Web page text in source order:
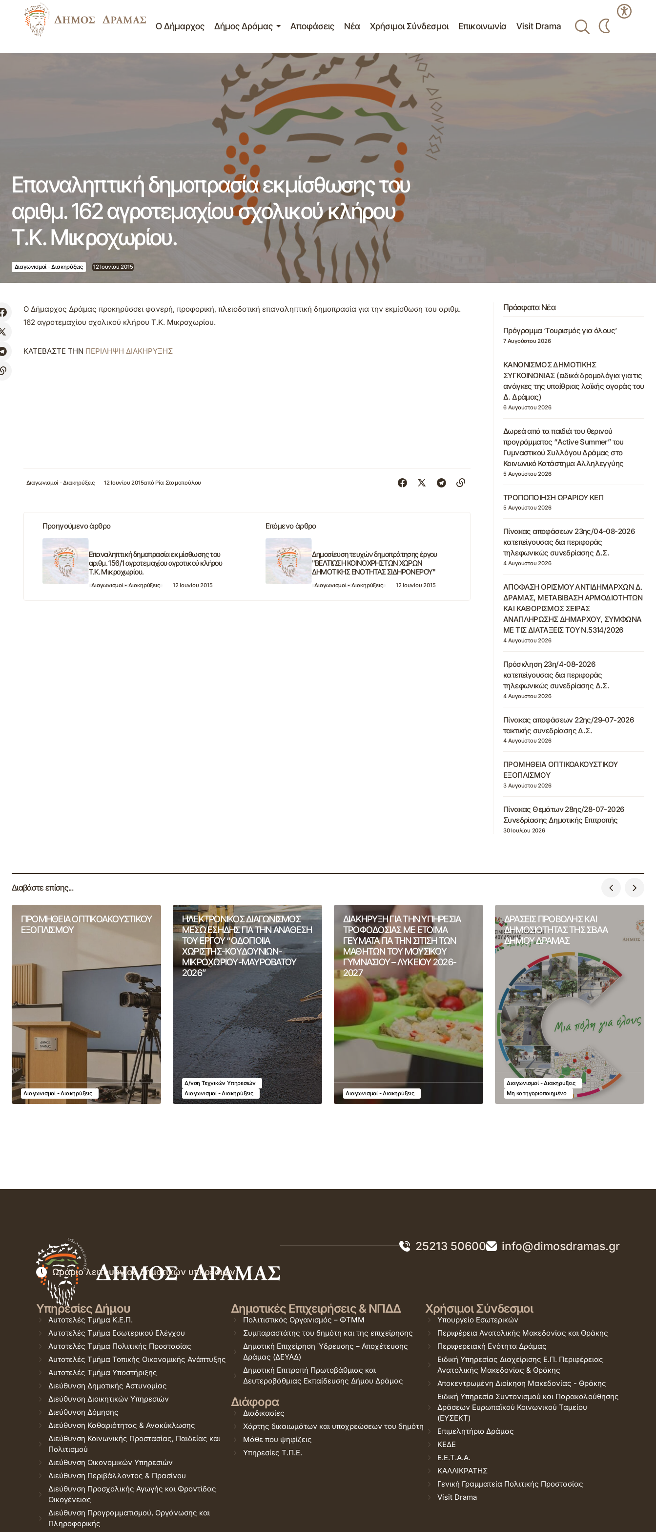
Ο Δήμαρχος Δήμος Δράμας Αποφάσεις Νέα Χρήσιμοι Σύνδεσμοι Επικοινωνία Visit Drama
Επαναληπτική δημοπρασία εκμίσθωσης του αριθμ. 162 αγροτεμαχίου
σχολικού κλήρου Τ.Κ. Μικροχωρίου.
Επαναληπτική δημοπρασία εκμίσθωσης του
αριθμ. 162 αγροτεμαχίου σχολικού κλήρου
Τ.Κ. Μικροχωρίου.
Διαγωνισμοί - Διακηρύξεις 12 Ιουνίου 2015
Ο Δήμαρχος Δράμας προκηρύσσει φανερή, προφορική, πλειοδοτική επαναληπτική δημοπρασία για την εκμίσθωση του αριθμ.
162 αγροτεμαχίου σχολικού κλήρου Τ.Κ. Μικροχωρίου.
ΚΑΤΕΒΑΣΤΕ ΤΗΝ ΠΕΡΙΛΗΨΗ ΔΙΑΚΗΡΥΞΗΣ
Διαγωνισμοί - Διακηρύξεις 12 Ιουνίου 2015από Ρία Σταμοπούλου
Προηγούμενο άρθρο
Επαναληπτική δημοπρασία εκμίσθωσης του
αριθμ. 156/1 αγροτεμαχίου αγροτικού κλήρου
Τ.Κ. Μικροχωρίου.
Διαγωνισμοί - Διακηρύξεις 12 Ιουνίου 2015
Επόμενο άρθρο
Δημοσίευση τευχών δημοπράτησης έργου
"ΒΕΛΤΙΩΣΗ ΚΟΙΝΟΧΡΗΣΤΩΝ ΧΩΡΩΝ
ΔΗΜΟΤΙΚΗΣ ΕΝΟΤΗΤΑΣ ΣΙΔΗΡΟΝΕΡΟΥ"
Διαγωνισμοί - Διακηρύξεις 12 Ιουνίου 2015
Πρόσφατα Νέα
Πρόγραμμα ‘Τουρισμός για όλους’
7 Αυγούστου 2026
ΚΑΝΟΝΙΣΜΟΣ ΔΗΜΟΤΙΚΗΣ
ΣΥΓΚΟΙΝΩΝΙΑΣ (ειδικά δρομολόγια για τις
ανάγκες της υπαίθριας λαϊκής αγοράς του
Δ. Δράμας)
6 Αυγούστου 2026
Δωρεά από τα παιδιά του θερινού
προγράμματος “Active Summer” του
Γυμναστικού Συλλόγου Δράμας στο
Κοινωνικό Κατάστημα Αλληλεγγύης
5 Αυγούστου 2026
ΤΡΟΠΟΠΟΙΗΣΗ ΩΡΑΡΙΟΥ ΚΕΠ
5 Αυγούστου 2026
Πίνακας αποφάσεων 23ης/04-08-2026
κατεπείγουσας δια περιφοράς
τηλεφωνικώς συνεδρίασης Δ.Σ.
4 Αυγούστου 2026
ΑΠΟΦΑΣΗ ΟΡΙΣΜΟΥ ΑΝΤΙΔΗΜΑΡΧΩΝ Δ.
ΔΡΑΜΑΣ, ΜΕΤΑΒΙΒΑΣΗ ΑΡΜΟΔΙΟΤΗΤΩΝ
ΚΑΙ ΚΑΘΟΡΙΣΜΟΣ ΣΕΙΡΑΣ
ΑΝΑΠΛΗΡΩΣΗΣ ΔΗΜΑΡΧΟΥ, ΣΥΜΦΩΝΑ
ΜΕ ΤΙΣ ΔΙΑΤΑΞΕΙΣ ΤΟΥ Ν.5314/2026
4 Αυγούστου 2026
Πρόσκληση 23η/4-08-2026
κατεπείγουσας δια περιφοράς
τηλεφωνικώς συνεδρίασης Δ.Σ.
4 Αυγούστου 2026
Πίνακας αποφάσεων 22ης/29-07-2026
τακτικής συνεδρίασης Δ.Σ.
4 Αυγούστου 2026
ΠΡΟΜΗΘΕΙΑ ΟΠΤΙΚΟΑΚΟΥΣΤΙΚΟΥ
ΕΞΟΠΛΙΣΜΟΥ
3 Αυγούστου 2026
Πίνακας Θεμάτων 28ης/28-07-2026
Συνεδρίασης Δημοτικής Επιτροπής
30 Ιουλίου 2026
Διαβάστε επίσης...
ΠΡΟΜΗΘΕΙΑ ΟΠΤΙΚΟΑΚΟΥΣΤΙΚΟΥ
ΕΞΟΠΛΙΣΜΟΥ
Διαγωνισμοί - Διακηρύξεις
ΗΛΕΚΤΡΟΝΙΚΟΣ ΔΙΑΓΩΝΙΣΜΟΣ
ΜΕΣΩ ΕΣΗΔΗΣ ΓΙΑ ΤΗΝ ΑΝΑΘΕΣΗ
ΤΟΥ ΕΡΓΟΥ “ΟΔΟΠΟΙΙΑ
ΧΩΡΙΣΤΗΣ-ΚΟΥΔΟΥΝΙΩΝ-
ΜΙΚΡΟΧΩΡΙΟΥ-ΜΑΥΡΟΒΑΤΟΥ
2026”
Δ/νση Τεχνικών Υπηρεσιών
Διαγωνισμοί - Διακηρύξεις
ΔΙΑΚΗΡΥΞΗ ΓΙΑ ΤΗΝ ΥΠΗΡΕΣΙΑ
ΤΡΟΦΟΔΟΣΙΑΣ ΜΕ ΕΤΟΙΜΑ
ΓΕΥΜΑΤΑ ΓΙΑ ΤΗΝ ΣΙΤΙΣΗ ΤΩΝ
ΜΑΘΗΤΩΝ ΤΟΥ ΜΟΥΣΙΚΟΥ
ΓΥΜΝΑΣΙΟΥ – ΛΥΚΕΙΟΥ 2026-
2027
Διαγωνισμοί - Διακηρύξεις
ΔΡΑΣΕΙΣ ΠΡΟΒΟΛΗΣ ΚΑΙ
ΔΗΜΟΣΙΟΤΗΤΑΣ ΤΗΣ ΣΒΑΑ
ΔΗΜΟΥ ΔΡΑΜΑΣ
Διαγωνισμοί - Διακηρύξεις
Μη κατηγοριοποιημένο
25213 50600 info@dimosdramas.gr
Ωράριο λειτουργίας δημοτικών υπηρεσιών
Υπηρεσίες Δήμου
Αυτοτελές Τμήμα Κ.Ε.Π.
Αυτοτελές Τμήμα Εσωτερικού Ελέγχου
Αυτοτελές Τμήμα Πολιτικής Προστασίας
Αυτοτελές Τμήμα Τοπικής Οικονομικής Ανάπτυξης
Αυτοτελές Τμήμα Υποστήριξης
Διεύθυνση Δημοτικής Αστυνομίας
Διεύθυνση Διοικητικών Υπηρεσιών
Διεύθυνση Δόμησης
Διεύθυνση Καθαριότητας & Ανακύκλωσης
Διεύθυνση Κοινωνικής Προστασίας, Παιδείας και
Πολιτισμού
Διεύθυνση Οικονομικών Υπηρεσιών
Διεύθυνση Περιβάλλοντος & Πρασίνου
Διεύθυνση Προσχολικής Αγωγής και Φροντίδας
Οικογένειας
Διεύθυνση Προγραμματισμού, Οργάνωσης και
Πληροφορικής
Δημοτικές Επιχειρήσεις & ΝΠΔΔ
Πολιτιστικός Οργανισμός – ΦΤΜΜ
Συμπαραστάτης του δημότη και της επιχείρησης
Δημοτική Επιχείρηση Ύδρευσης – Αποχέτευσης
Δράμας (ΔΕΥΑΔ)
Δημοτική Επιτροπή Πρωτοβάθμιας και
Δευτεροβάθμιας Εκπαίδευσης Δήμου Δράμας
Διάφορα
Διαδικασίες
Χάρτης δικαιωμάτων και υποχρεώσεων του δημότη
Μάθε που ψηφίζεις
Υπηρεσίες Τ.Π.Ε.
Χρήσιμοι Σύνδεσμοι
Υπουργείο Εσωτερικών
Περιφέρεια Ανατολικής Μακεδονίας και Θράκης
Περιφερειακή Ενότητα Δράμας
Ειδική Υπηρεσίας Διαχείρισης Ε.Π. Περιφέρειας
Ανατολικής Μακεδονίας & Θράκης
Αποκεντρωμένη Διοίκηση Μακεδονίας - Θράκης
Ειδική Υπηρεσία Συντονισμού και Παρακολούθησης
Δράσεων Ευρωπαϊκού Κοινωνικού Ταμείου
(ΕΥΣΕΚΤ)
Επιμελητήριο Δράμας
ΚΕΔΕ
Ε.Ε.Τ.Α.Α.
ΚΑΛΛΙΚΡΑΤΗΣ
Γενική Γραμματεία Πολιτικής Προστασίας
Visit Drama